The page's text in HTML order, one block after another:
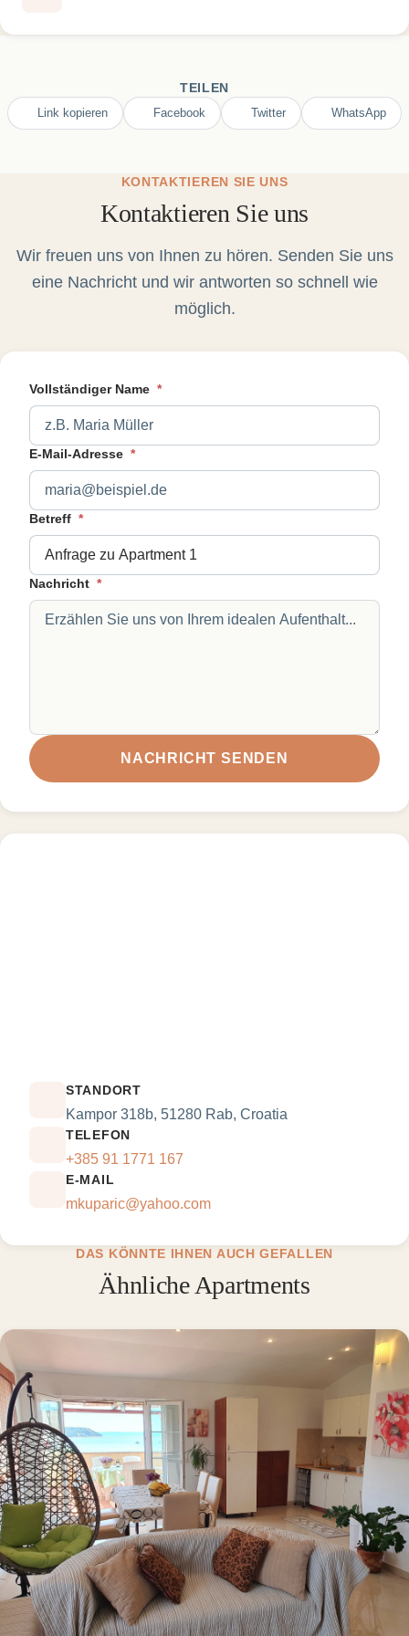
TEILEN
Link kopieren Facebook Twitter WhatsApp
KONTAKTIEREN SIE UNS
Kontaktieren Sie uns
Wir freuen uns von Ihnen zu hören. Senden Sie uns
eine Nachricht und wir antworten so schnell wie
möglich.
Vollständiger Name *
E-Mail-Adresse *
Betreff *
Nachricht *
NACHRICHT SENDEN
STANDORT
Kampor 318b, 51280 Rab, Croatia
TELEFON
+385 91 1771 167
E-MAIL
mkuparic@yahoo.com
DAS KÖNNTE IHNEN AUCH GEFALLEN
Ähnliche Apartments
Read about Apartment 3